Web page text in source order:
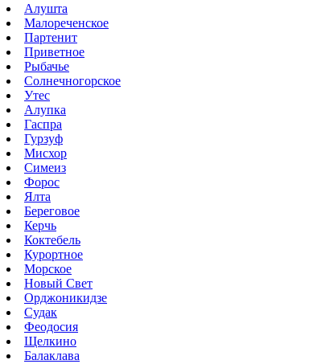
Алушта
Малореченское
Партенит
Приветное
Рыбачье
Солнечногорское
Утес
Алупка
Гаспра
Гурзуф
Мисхор
Симеиз
Форос
Ялта
Береговое
Керчь
Коктебель
Курортное
Морское
Новый Свет
Орджоникидзе
Судак
Феодосия
Щелкино
Балаклава